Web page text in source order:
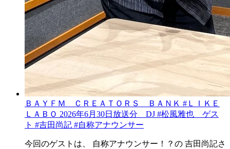
ＢＡＹＦＭ ＣＲＥＡＴＯＲＳ ＢＡＮＫ #ＬＩＫＥ
ＬＡＢＯ 2026年6月30日放送分 DJ #松風雅也 ゲス
ト #吉田尚記 #自称アナウンサー
今回のゲストは、 自称アナウンサー！？の 吉田尚記さ